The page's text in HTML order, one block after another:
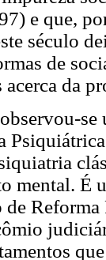
e que,
século
de
da
mental. É
Reforma